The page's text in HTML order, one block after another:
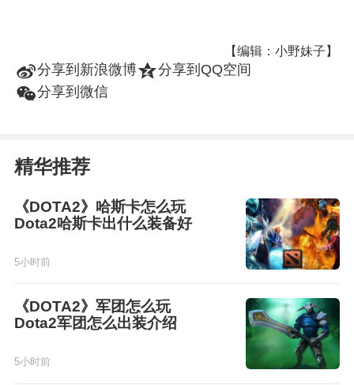
【编辑：小野妹子】
t分享到新浪微博z分享到QQ空间
w分享到微信
精华推荐
《DOTA2》哈斯卡怎么玩
Dota2哈斯卡出什么装备好
5小时前
《DOTA2》军团怎么玩
Dota2军团怎么出装介绍
5小时前